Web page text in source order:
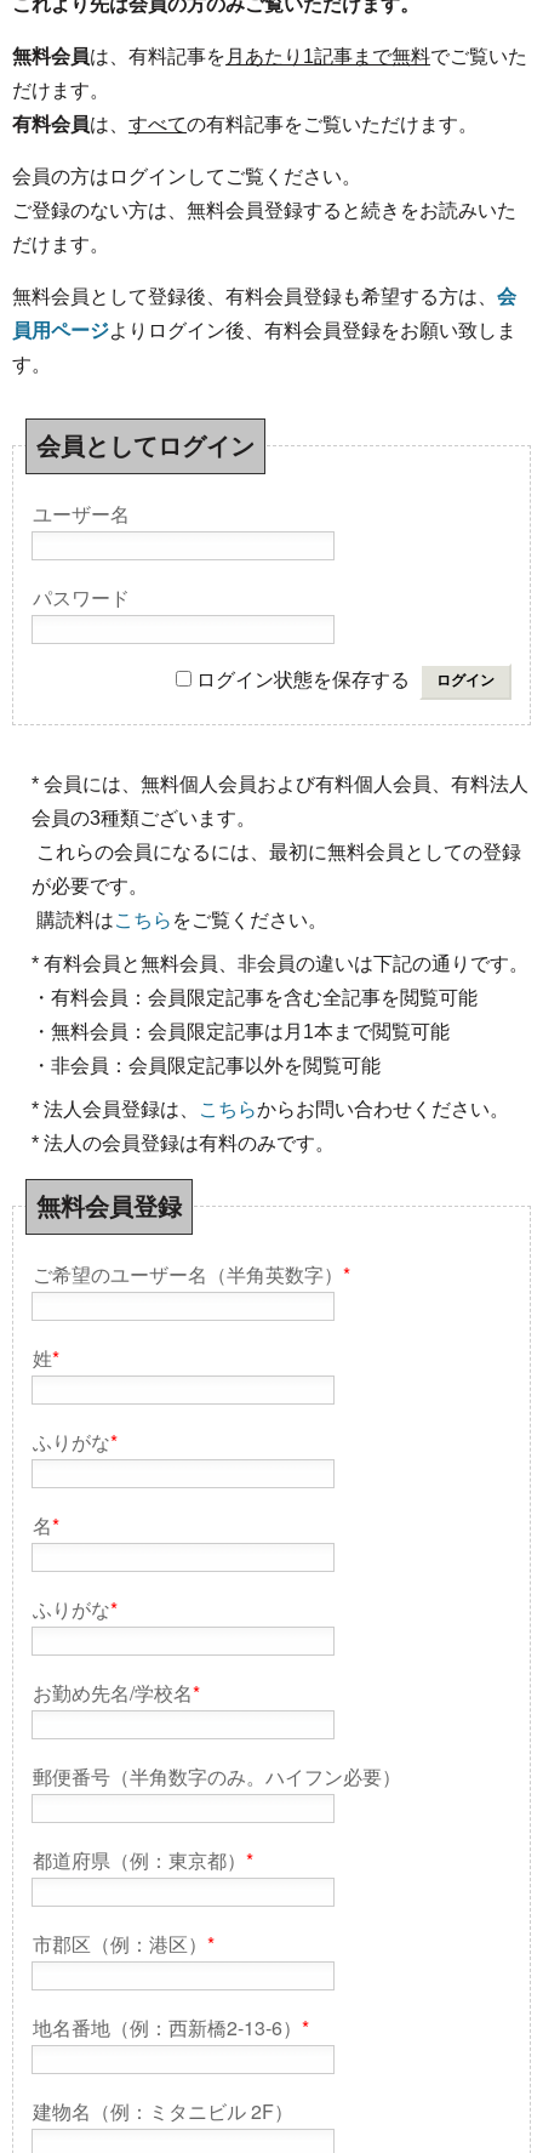
無料会員は、有料記事を 月あたり1記事まで無料でご覧いた
だけます。
有料会員は、 すべての有料記事をご覧いただけます。
会員の方はログインしてご覧ください。
ご登録のない方は、無料会員登録すると続きをお読みいた
だけます。
無料会員として登録後、有料会員登録も希望する方は、 会
員用ページよりログイン後、有料会員登録をお願い致しま
す。
会員としてログイン
ユーザー名
パスワード
ログイン状態を保存する
* 会員には、無料個人会員および有料個人会員、有料法人
会員の3種類ございます。
これらの会員になるには、最初に無料会員としての登録
が必要です。
購読料はこちら をご覧ください。
* 有料会員と無料会員、非会員の違いは下記の通りです。
・有料会員：会員限定記事を含む全記事を閲覧可能
・無料会員：会員限定記事は月1本まで閲覧可能
・非会員：会員限定記事以外を閲覧可能
* 法人会員登録は、 こちらからお問い合わせください。
* 法人の会員登録は有料のみです。
無料会員登録
ご希望のユーザー名（半角英数字） *
姓*
ふりがな*
名*
ふりがな*
お勤め先名/学校名*
郵便番号（半角数字のみ。ハイフン必要）
都道府県（例：東京都） *
市郡区（例：港区） *
地名番地（例：西新橋2-13-6） *
建物名（例：ミタニビル 2F）